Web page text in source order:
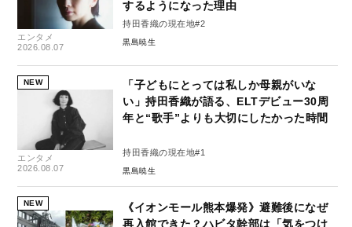
エンタメ
2026.08.07
するようになった理由
持田香織の現在地#2
黒島暁生
NEW
エンタメ
2026.08.07
「子どもにとっては私しか母親がいな
い」持田香織が語る、ELTデビュー30周
年と“歌手”よりも大切にしたかった時間
持田香織の現在地#1
黒島暁生
NEW
《イオンモール熊本爆発》避難後になぜ
再入館できた？ハビタ幹部は「気をつけ